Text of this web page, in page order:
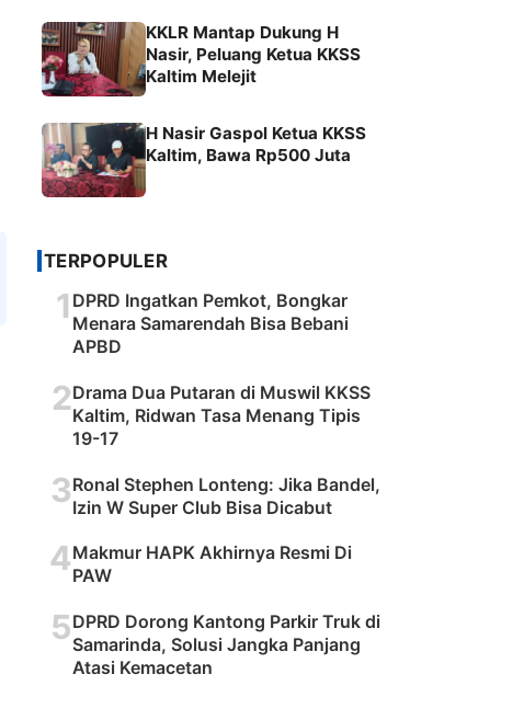
KKLR Mantap Dukung H
Nasir, Peluang Ketua KKSS
Kaltim Melejit
H Nasir Gaspol Ketua KKSS
Kaltim, Bawa Rp500 Juta
TERPOPULER
1 DPRD Ingatkan Pemkot, Bongkar
Menara Samarendah Bisa Bebani
APBD
2Drama Dua Putaran di Muswil KKSS
Kaltim, Ridwan Tasa Menang Tipis
19-17
3Ronal Stephen Lonteng: Jika Bandel,
Izin W Super Club Bisa Dicabut
4Makmur HAPK Akhirnya Resmi Di
PAW
5DPRD Dorong Kantong Parkir Truk di
Samarinda, Solusi Jangka Panjang
Atasi Kemacetan